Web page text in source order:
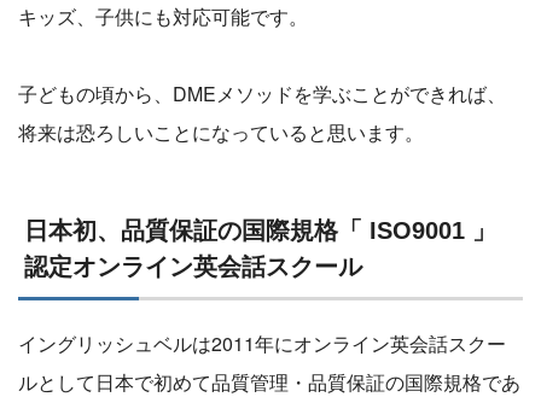
キッズ、子供にも対応可能です。
子どもの頃から、DMEメソッドを学ぶことができれば、
将来は恐ろしいことになっていると思います。
日本初、品質保証の国際規格「 ISO9001 」
認定オンライン英会話スクール
イングリッシュベルは2011年にオンライン英会話スクー
ルとして日本で初めて品質管理・品質保証の国際規格であ